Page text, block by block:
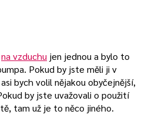
na vzduchu jen jednou a bylo to
Pokud by jste měli ji v
bych volil nějakou obyčejnější,
by jste uvažovali o použití
tam už je to něco jiného.